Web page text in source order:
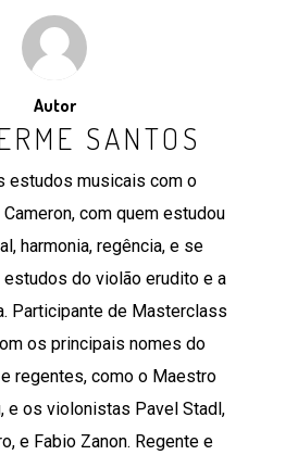
Autor
SANTOS
estudos musicais com o
com quem estudou
harmonia, regência, e se
do violão erudito e a
Participante de Masterclass
os principais nomes do
regentes, como o Maestro
e os violonistas Pavel Stadl,
e Fabio Zanon. Regente e